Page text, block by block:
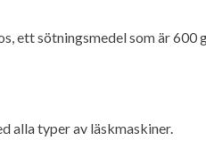
ett sötningsmedel som är 600
alla typer av läskmaskiner.